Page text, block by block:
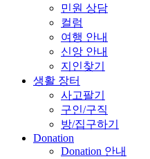
민원 상담
컬럼
여행 안내
신앙 안내
지인찾기
생활 장터
사고팔기
구인/구직
방/집구하기
Donation
Donation 안내